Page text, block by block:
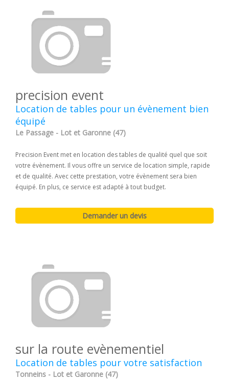
precision event
Location de tables pour un évènement bien
équipé
Le Passage - Lot et Garonne (47)
Precision Event met en location des tables de qualité quel que soit
votre évènement. Il vous offre un service de location simple, rapide
et de qualité. Avec cette prestation, votre évènement sera bien
équipé. En plus, ce service est adapté à tout budget.
sur la route evènementiel
Location de tables pour votre satisfaction
Tonneins - Lot et Garonne (47)